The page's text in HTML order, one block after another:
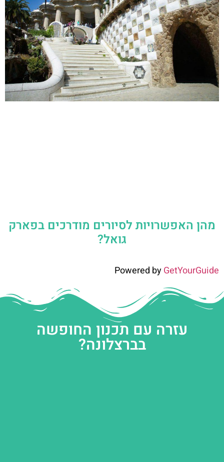
מהן האפשרויות לסיורים מודרכים בפארק
גואל?
Powered byGetYourGuide
עזרה עם תכנון החופשה
בברצלונה?